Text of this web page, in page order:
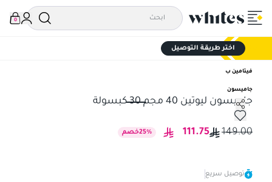
0
اختر طريقة التوصيل
فيتامين ب
جاميسون
جاميسون ليوتين 40 مجم 30 كبسولة
جاميسون ليوتين 40 مجم 30 كبسولة
149.00
111.75
25% خصم
توصيل سريع